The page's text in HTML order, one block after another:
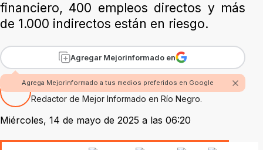
financiero, 400 empleos directos y más
de 1.000 indirectos están en riesgo.
Agregar Mejorinformado en
Agrega Mejorinformado a tus medios preferidos en Google
Por Fabian Rossi
Redactor de Mejor Informado en Río Negro.
Miércoles, 14 de mayo de 2025 a las 06:20